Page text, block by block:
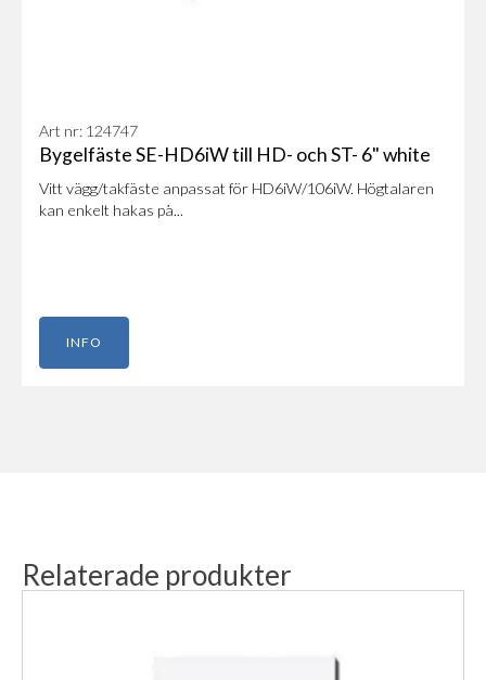
Art nr: 124747
Bygelfäste SE-HD6iW till HD- och ST- 6" white
Vitt vägg/takfäste anpassat för HD6iW/106iW. Högtalaren
kan enkelt hakas på...
INFO
Relaterade produkter